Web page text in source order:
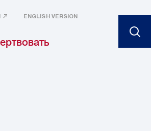
ENGLISH VERSION